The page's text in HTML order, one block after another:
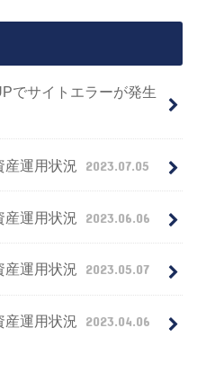
でサイトエラーが発生
産運用状況 2023.07.05
産運用状況 2023.06.06
産運用状況 2023.05.07
産運用状況 2023.04.06